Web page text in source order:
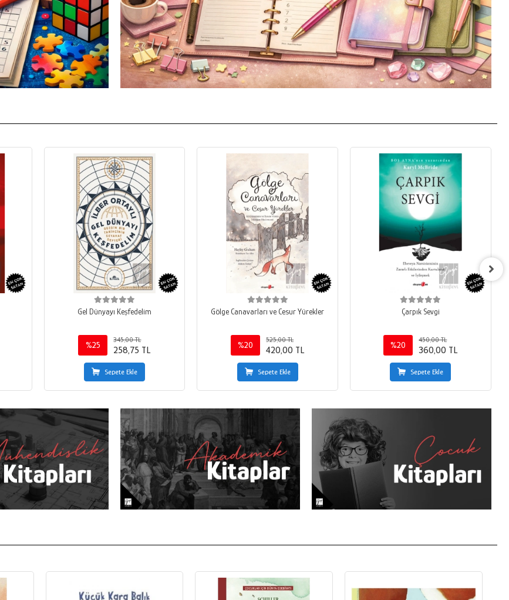
Gel Dünyayı Keşfedelim
%25
345,00 TL
258,75 TL
Sepete Ekle
Gölge Canavarları ve Cesur Yürekler
%20
525,00 TL
420,00 TL
Sepete Ekle
Çarpık Sevgi
%20
450,00 TL
360,00 TL
Sepete Ekle